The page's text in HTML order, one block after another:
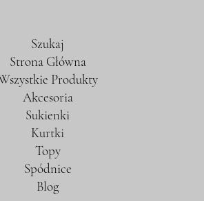
Szukaj
Strona Główna
Produkty
Akcesoria
Sukienki
Kurtki
Topy
Spódnice
Blog